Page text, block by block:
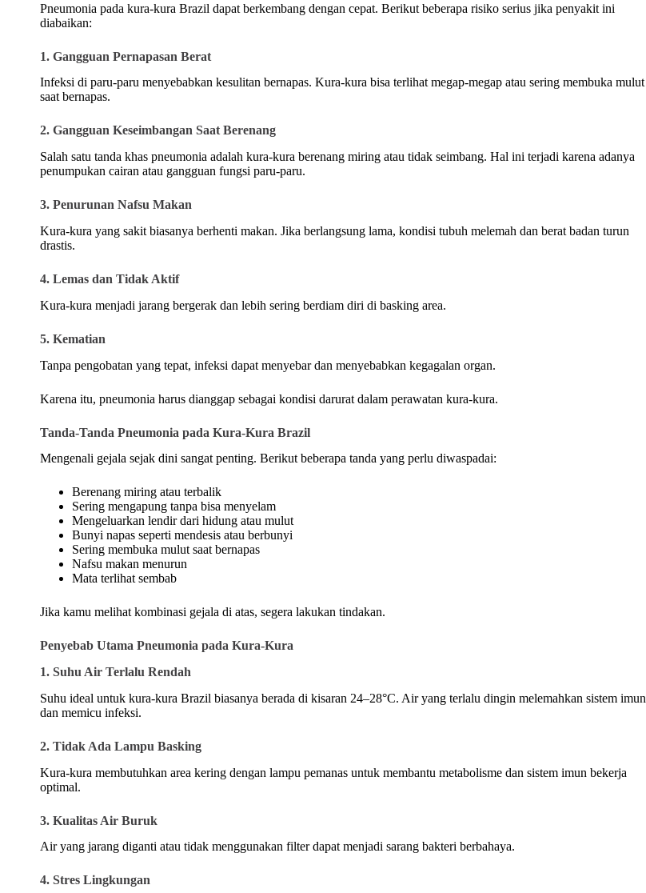
Pneumonia pada kura-kura Brazil dapat berkembang dengan cepat. Berikut beberapa risiko serius jika penyakit ini
diabaikan:
1. Gangguan Pernapasan Berat
Infeksi di paru-paru menyebabkan kesulitan bernapas. Kura-kura bisa terlihat megap-megap atau sering membuka mulut
saat bernapas.
2. Gangguan Keseimbangan Saat Berenang
Salah satu tanda khas pneumonia adalah kura-kura berenang miring atau tidak seimbang. Hal ini terjadi karena adanya
penumpukan cairan atau gangguan fungsi paru-paru.
3. Penurunan Nafsu Makan
Kura-kura yang sakit biasanya berhenti makan. Jika berlangsung lama, kondisi tubuh melemah dan berat badan turun
drastis.
4. Lemas dan Tidak Aktif
Kura-kura menjadi jarang bergerak dan lebih sering berdiam diri di basking area.
5. Kematian
Tanpa pengobatan yang tepat, infeksi dapat menyebar dan menyebabkan kegagalan organ.
Karena itu, pneumonia harus dianggap sebagai kondisi darurat dalam perawatan kura-kura.
Tanda-Tanda Pneumonia pada Kura-Kura Brazil
Mengenali gejala sejak dini sangat penting. Berikut beberapa tanda yang perlu diwaspadai:
Berenang miring atau terbalik
Sering mengapung tanpa bisa menyelam
Mengeluarkan lendir dari hidung atau mulut
Bunyi napas seperti mendesis atau berbunyi
Sering membuka mulut saat bernapas
Nafsu makan menurun
Mata terlihat sembab
Jika kamu melihat kombinasi gejala di atas, segera lakukan tindakan.
Penyebab Utama Pneumonia pada Kura-Kura
1. Suhu Air Terlalu Rendah
Suhu ideal untuk kura-kura Brazil biasanya berada di kisaran 24–28°C. Air yang terlalu dingin melemahkan sistem imun
dan memicu infeksi.
2. Tidak Ada Lampu Basking
Kura-kura membutuhkan area kering dengan lampu pemanas untuk membantu metabolisme dan sistem imun bekerja
optimal.
3. Kualitas Air Buruk
Air yang jarang diganti atau tidak menggunakan filter dapat menjadi sarang bakteri berbahaya.
4. Stres Lingkungan